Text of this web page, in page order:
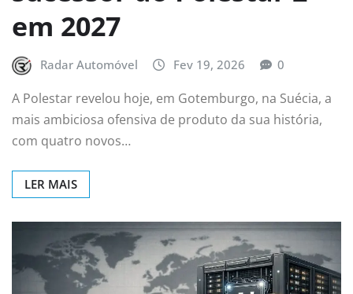
em 2027
Radar Automóvel Fev 19, 2026 0
A Polestar revelou hoje, em Gotemburgo, na Suécia, a
mais ambiciosa ofensiva de produto da sua história,
com quatro novos…
LER MAIS